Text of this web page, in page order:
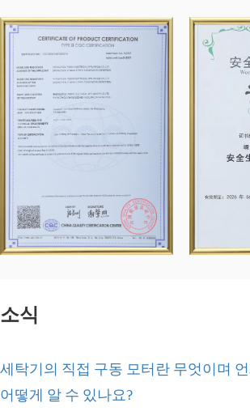
소식
세탁기의 직접 구동 모터란 무엇이며
어떻게 알 수 있나요?